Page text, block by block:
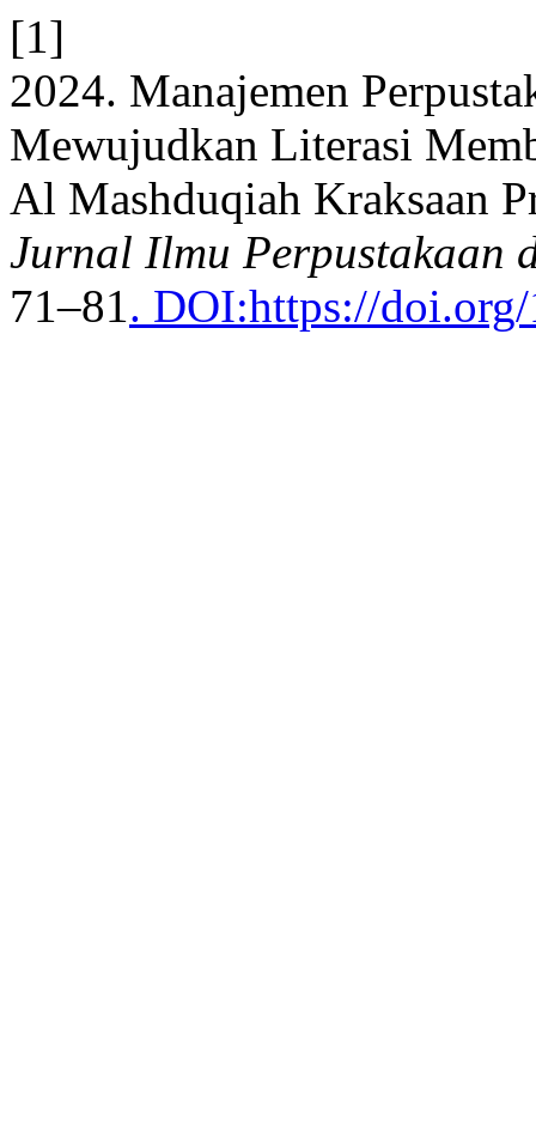
[1]
2024. Manajemen
Mewujudkan Literasi
Al Mashduqiah Kraksaan
Jurnal Ilmu Perpustakaan
71–81. DOI:https://